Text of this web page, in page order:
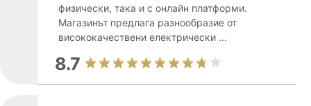
физически, така и с онлайн платформи.
Магазинът предлага разнообразие от
висококачествени електрически ...
8.7